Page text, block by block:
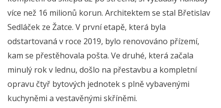
více než 16 milionů korun. Architektem se stal Břetislav
Sedláček ze Žatce. V první etapě, která byla
odstartovaná v roce 2019, bylo renovováno přízemí,
kam se přestěhovala pošta. Ve druhé, která začala
minulý rok v lednu, došlo na přestavbu a kompletní
opravu čtyř bytových jednotek s plně vybavenými
kuchyněmi a vestavěnými skříněmi.